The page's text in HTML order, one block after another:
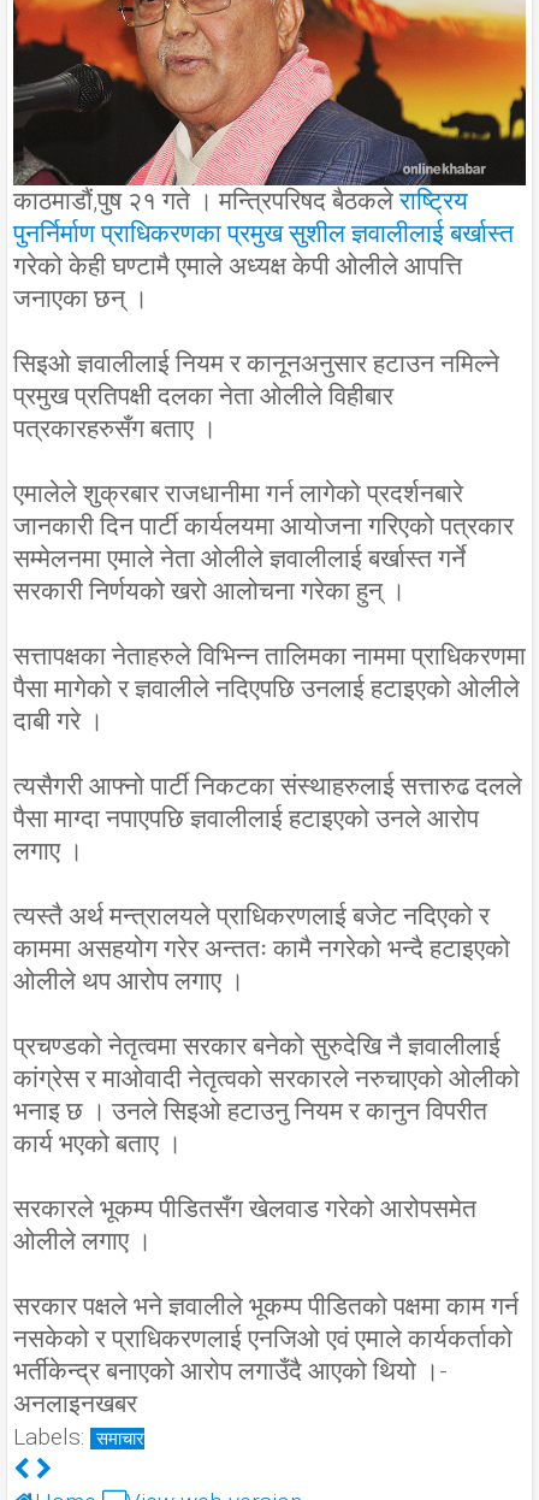
काठमाडौं,पुष २१ गते । मन्त्रिपरिषद बैठकलेराष्ट्रिय
पुनर्निर्माण प्राधिकरणका प्रमुख सुशील ज्ञवालीलाई बर्खास्त
गरेको केही घण्टामै एमाले अध्यक्ष केपी ओलीले आपत्ति
जनाएका छन् ।
सिइओ ज्ञवालीलाई नियम र कानूनअनुसार हटाउन नमिल्ने
प्रमुख प्रतिपक्षी दलका नेता ओलीले विहीबार
पत्रकारहरुसँग बताए ।
एमालेले शुक्रबार राजधानीमा गर्न लागेको प्रदर्शनबारे
जानकारी दिन पार्टी कार्यलयमा आयोजना गरिएको पत्रकार
सम्मेलनमा एमाले नेता ओलीले ज्ञवालीलाई बर्खास्त गर्ने
सरकारी निर्णयको खरो आलोचना गरेका हुन् ।
सत्तापक्षका नेताहरुले विभिन्न तालिमका नाममा प्राधिकरणमा
पैसा मागेको र ज्ञवालीले नदिएपछि उनलाई हटाइएको ओलीले
दाबी गरे ।
त्यसैगरी आफ्नो पार्टी निकटका संस्थाहरुलाई सत्तारुढ दलले
पैसा माग्दा नपाएपछि ज्ञवालीलाई हटाइएको उनले आरोप
लगाए ।
त्यस्तै अर्थ मन्त्रालयले प्राधिकरणलाई बजेट नदिएको र
काममा असहयोग गरेर अन्ततः कामै नगरेको भन्दै हटाइएको
ओलीले थप आरोप लगाए ।
प्रचण्डको नेतृत्वमा सरकार बनेको सुरुदेखि नै ज्ञवालीलाई
कांग्रेस र माओवादी नेतृत्वको सरकारले नरुचाएको ओलीको
भनाइ छ । उनले सिइओ हटाउनु नियम र कानुन विपरीत
कार्य भएको बताए ।
सरकारले भूकम्प पीडितसँग खेलवाड गरेको आरोपसमेत
ओलीले लगाए ।
सरकार पक्षले भने ज्ञवालीले भूकम्प पीडितको पक्षमा काम गर्न
नसकेको र प्राधिकरणलाई एनजिओ एवं एमाले कार्यकर्ताको
भर्तीकेन्द्र बनाएको आरोप लगाउँदै आएको थियो ।-
अनलाइनखबर
Labels: समाचार